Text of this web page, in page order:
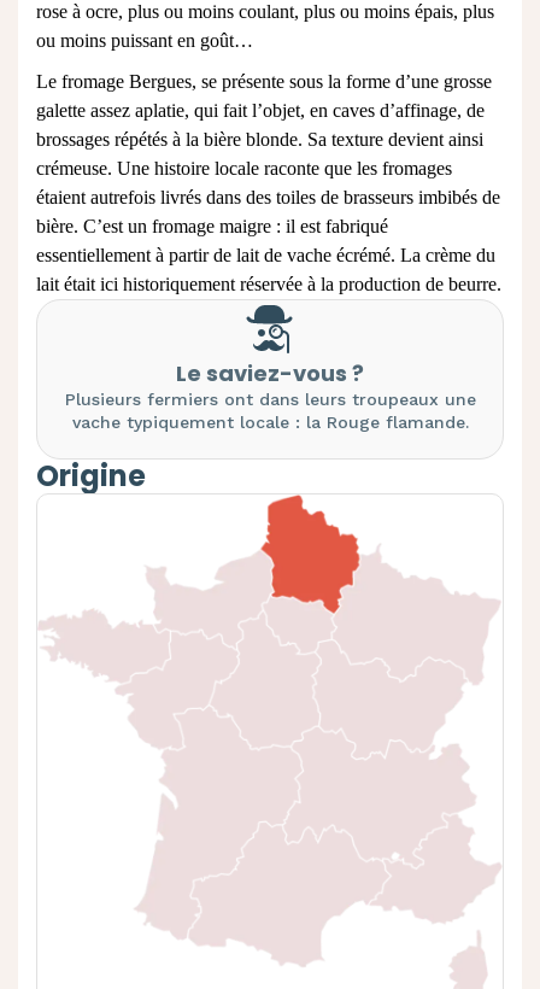
rose à ocre, plus ou moins coulant, plus ou moins épais, plus
ou moins puissant en goût…
Le fromage Bergues, se présente sous la forme d’une grosse
galette assez aplatie, qui fait l’objet, en caves d’affinage, de
brossages répétés à la bière blonde. Sa texture devient ainsi
crémeuse. Une histoire locale raconte que les fromages
étaient autrefois livrés dans des toiles de brasseurs imbibés de
bière. C’est un fromage maigre : il est fabriqué
essentiellement à partir de lait de vache écrémé. La crème du
lait était ici historiquement réservée à la production de beurre.
Le saviez-vous ?
Plusieurs fermiers ont dans leurs troupeaux une
vache typiquement locale : la Rouge flamande.
Origine